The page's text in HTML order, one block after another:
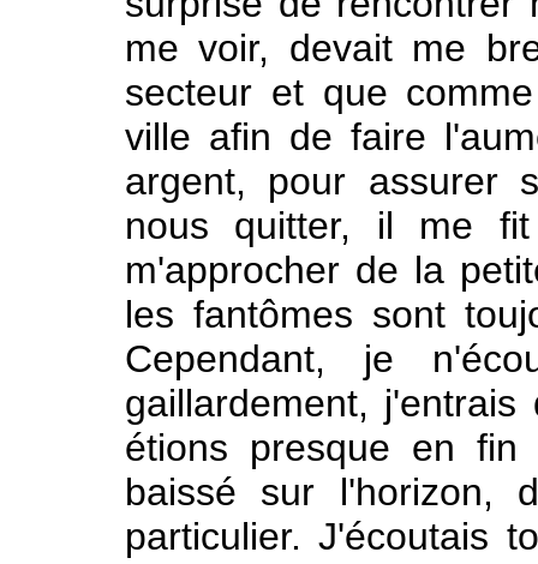
me voir, devait me
secteur et que
ville afin de faire
argent, pour assurer
nous quitter, il me
m'approcher de la
les fantômes sont
Cependant, je
gaillardement,
étions presque en
baissé sur l'horizon,
particulier. J'écoutais